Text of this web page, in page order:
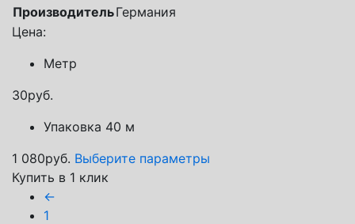
ПроизводительГермания
Цена:
Метр
30руб.
Упаковка 40 м
1 080руб. Выберите параметры
Купить в 1 клик
←
1